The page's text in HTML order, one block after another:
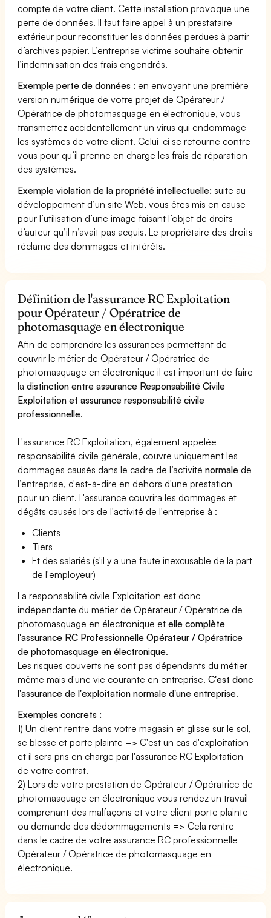
compte de votre client. Cette installation provoque une
perte de données. Il faut faire appel à un prestataire
extérieur pour reconstituer les données perdues à partir
d’archives papier. L’entreprise victime souhaite obtenir
l’indemnisation des frais engendrés.
Exemple perte de données : en envoyant une première
version numérique de votre projet de Opérateur /
Opératrice de photomasquage en électronique, vous
transmettez accidentellement un virus qui endommage
les systèmes de votre client. Celui-ci se retourne contre
vous pour qu’il prenne en charge les frais de réparation
des systèmes.
Exemple violation de la propriété intellectuelle: suite au
développement d’un site Web, vous êtes mis en cause
pour l’utilisation d’une image faisant l’objet de droits
d’auteur qu’il n’avait pas acquis. Le propriétaire des droits
réclame des dommages et intérêts.
Définition de l'assurance RC Exploitation
pour Opérateur / Opératrice de
photomasquage en électronique
Afin de comprendre les assurances permettant de
couvrir le métier de Opérateur / Opératrice de
photomasquage en électronique il est important de faire
ladistinction entre assurance Responsabilité Civile
Exploitation et assurance responsabilité civile
professionnelle.
L'assurance RC Exploitation, également appelée
responsabilité civile générale, couvre uniquement les
dommages causés dans le cadre de l’activiténormale de
l’entreprise, c'est-à-dire en dehors d'une prestation
pour un client. L'assurance couvrira les dommages et
dégâts causés lors de l'activité de l'entreprise à :
Clients
Tiers
Et des salariés (s'il y a une faute inexcusable de la part
de l'employeur)
La responsabilité civile Exploitation est donc
indépendante du métier de Opérateur / Opératrice de
photomasquage en électronique etelle complète
l'assurance RC Professionnelle Opérateur / Opératrice
de photomasquage en électronique.
Les risques couverts ne sont pas dépendants du métier
même mais d'une vie courante en entreprise.C'est donc
l'assurance de l'exploitation normale d'une entreprise.
Exemples concrets :
1) Un client rentre dans votre magasin et glisse sur le sol,
se blesse et porte plainte => C'est un cas d'exploitation
et il sera pris en charge par l'assurance RC Exploitation
de votre contrat.
2) Lors de votre prestation de Opérateur / Opératrice de
photomasquage en électronique vous rendez un travail
comprenant des malfaçons et votre client porte plainte
ou demande des dédommagements => Cela rentre
dans le cadre de votre assurance RC professionnelle
Opérateur / Opératrice de photomasquage en
électronique.